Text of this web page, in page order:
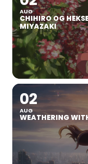
AUG
CHIHIRO OG
MIYAZAKI
02
AUG
WEATHERING